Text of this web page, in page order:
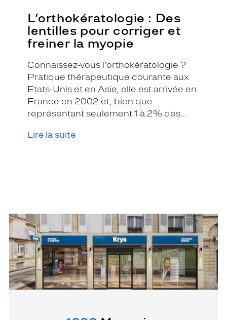
L’orthokératologie : Des
lentilles pour corriger et
freiner la myopie
Connaissez-vous l’orthokératologie ?
Pratique thérapeutique courante aux
Etats-Unis et en Asie, elle est arrivée en
France en 2002 et, bien que
représentant seulement 1 à 2% des
elle fait de plus en plus parler d’elle.
Lire la suite